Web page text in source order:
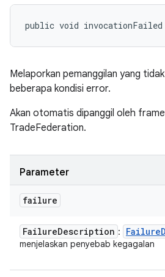
public void
Melaporkan pemanggilan yang
beberapa kondisi error.
Akan otomatis dipanggil oleh
TradeFederation.
Parameter
failure
FailureDescription : Failure
menjelaskan penyebab kegagalan